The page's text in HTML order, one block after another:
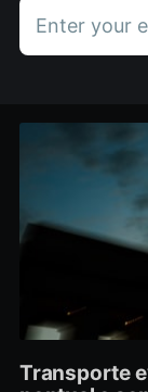
Enter your
Transporte